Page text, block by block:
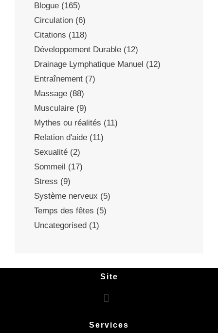
Blogue (165)
Circulation (6)
Citations (118)
Développement Durable (12)
Drainage Lymphatique Manuel (12)
Entraînement (7)
Massage (88)
Musculaire (9)
Mythes ou réalités (11)
Relation d'aide (11)
Sexualité (2)
Sommeil (17)
Stress (9)
Système nerveux (5)
Temps des fêtes (5)
Uncategorised (1)
Site
Services